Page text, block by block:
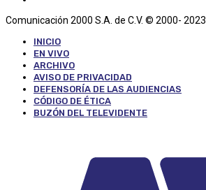
Comunicación 2000 S.A. de C.V. © 2000- 2023
INICIO
EN VIVO
ARCHIVO
AVISO DE PRIVACIDAD
DEFENSORÍA DE LAS AUDIENCIAS
CÓDIGO DE ÉTICA
BUZÓN DEL TELEVIDENTE